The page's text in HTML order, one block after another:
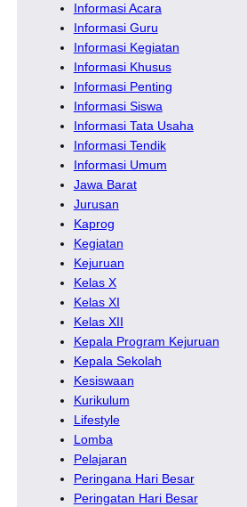
Informasi Acara
Informasi Guru
Informasi Kegiatan
Informasi Khusus
Informasi Penting
Informasi Siswa
Informasi Tata Usaha
Informasi Tendik
Informasi Umum
Jawa Barat
Jurusan
Kaprog
Kegiatan
Kejuruan
Kelas X
Kelas XI
Kelas XII
Kepala Program Kejuruan
Kepala Sekolah
Kesiswaan
Kurikulum
Lifestyle
Lomba
Pelajaran
Peringana Hari Besar
Peringatan Hari Besar